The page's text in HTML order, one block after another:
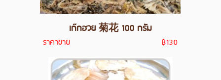
เก๊กฮวย 菊花 100 กรัม
ราคาขาย ฿130